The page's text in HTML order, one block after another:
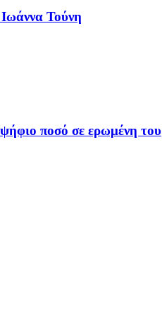
Τούνη
ποσό σε ερωμένη του